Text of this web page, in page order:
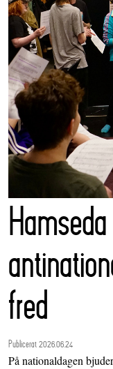
fred
Publicerat 2026.06.24
På nationaldagen